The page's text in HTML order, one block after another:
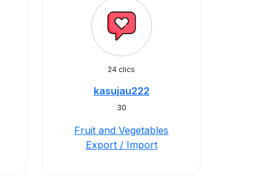
24 clics
kasujau222
30
Fruit and Vegetables
Export / Import